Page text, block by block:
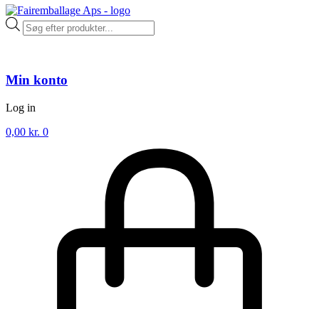
Products
search
Min konto
Log in
0,00 kr. 0